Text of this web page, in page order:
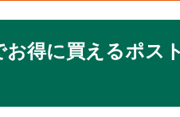
お得に買えるポス